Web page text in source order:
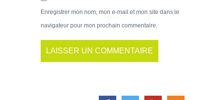
Enregistrer mon nom, mon e-mail et mon site dans le
navigateur pour mon prochain commentaire.